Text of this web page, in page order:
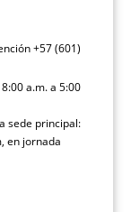
+57 (601)
a.m. a 5:00
sede principal:
en jornada